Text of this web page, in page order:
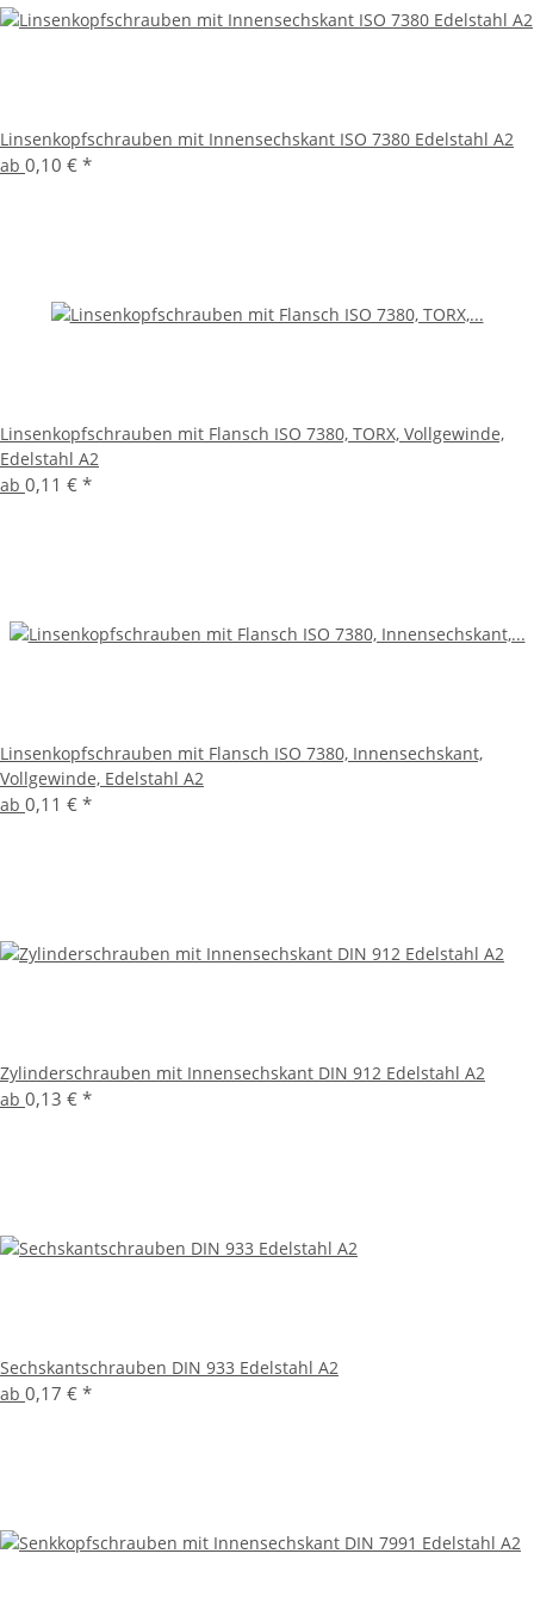
Linsenkopfschrauben mit Innensechskant ISO 7380 Edelstahl A2
ab 0,10 € *
Linsenkopfschrauben mit Flansch ISO 7380, TORX, Vollgewinde,
Edelstahl A2
ab 0,11 € *
Linsenkopfschrauben mit Flansch ISO 7380, Innensechskant,
Vollgewinde, Edelstahl A2
ab 0,11 € *
Zylinderschrauben mit Innensechskant DIN 912 Edelstahl A2
ab 0,13 € *
Sechskantschrauben DIN 933 Edelstahl A2
ab 0,17 € *